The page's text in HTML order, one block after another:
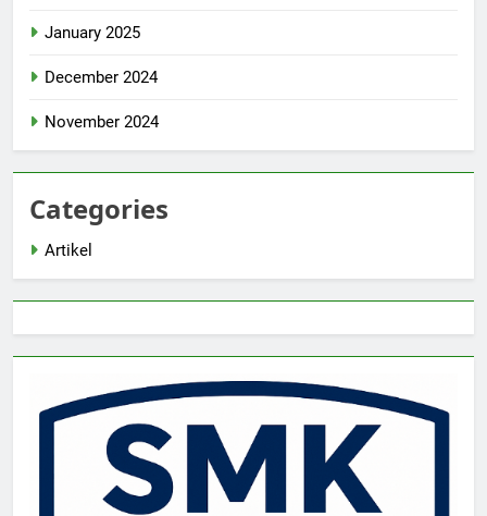
January 2025
December 2024
November 2024
Categories
Artikel